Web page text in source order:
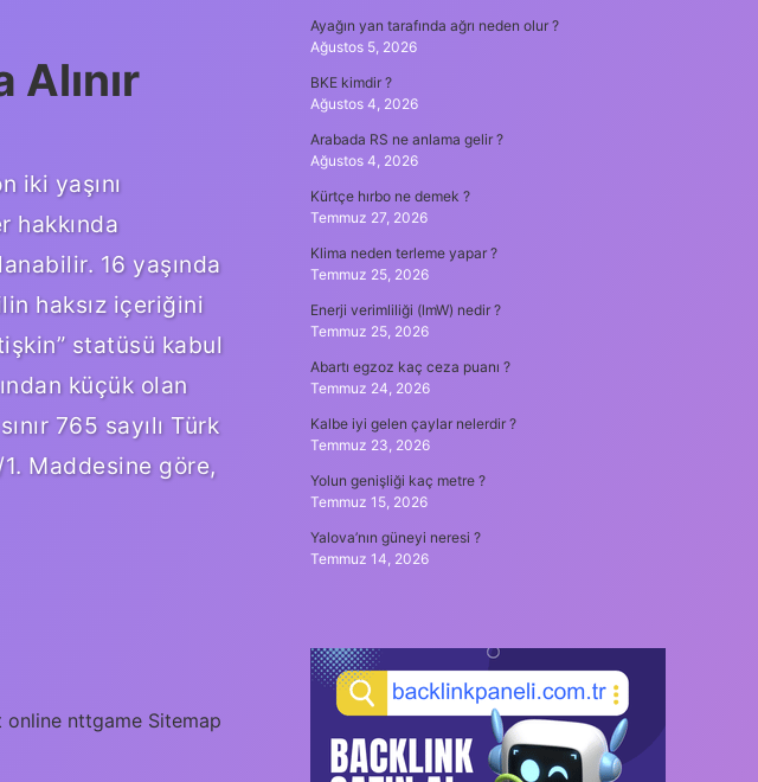
iki yaşını
hakkında
16 yaşında
haksız içeriğini
statüsü kabul
küçük olan
765 sayılı Türk
Maddesine göre,
online nttgame Sitemap
Ayağın yan tarafında ağrı neden olur ?
Ağustos 5, 2026
BKE kimdir ?
Ağustos 4, 2026
Arabada RS ne anlama gelir ?
Ağustos 4, 2026
Kürtçe hırbo ne demek ?
Temmuz 27, 2026
Klima neden terleme yapar ?
Temmuz 25, 2026
Enerji verimliliği (lmW) nedir ?
Temmuz 25, 2026
Abartı egzoz kaç ceza puanı ?
Temmuz 24, 2026
Kalbe iyi gelen çaylar nelerdir ?
Temmuz 23, 2026
Yolun genişliği kaç metre ?
Temmuz 15, 2026
Yalova’nın güneyi neresi ?
Temmuz 14, 2026